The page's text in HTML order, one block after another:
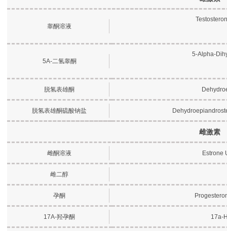
睾酮溶液
5A-二氢睾酮
5-Alpha-
脱氢表雄酮
脱氢表雄酮硫酸钠盐
雌激素
雌酮溶液 Estrone
雌二醇
孕酮
17A-羟孕酮 17a-